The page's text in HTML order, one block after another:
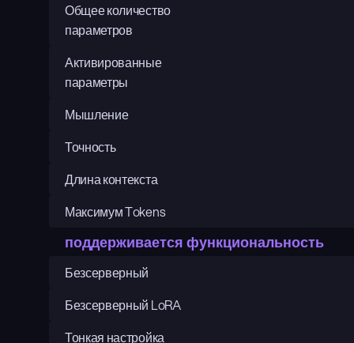
Общее количество
параметров
Активированные
параметры
Мышление
Точность
Длина контекста
Максимум Tokens
поддерживается функциональность
Безсерверный
Безсерверный LoRA
Тонкая настройка